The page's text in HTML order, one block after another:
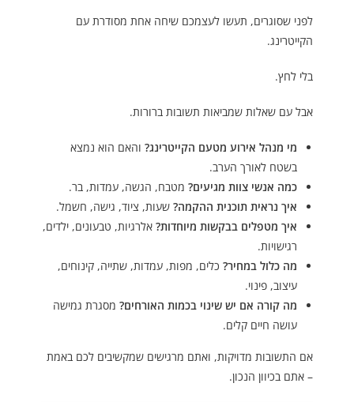
לפני שסוגרים, תעשו לעצמכם שיחה אחת מסודרת עם
הקייטרינג.
בלי לחץ.
אבל עם שאלות שמביאות תשובות ברורות.
מי מנהל אירוע מטעם הקייטרינג? והאם הוא נמצא
בשטח לאורך הערב.
כמה אנשי צוות מגיעים? מטבח, הגשה, עמדות, בר.
איך נראית תוכנית ההקמה? שעות, ציוד, גישה, חשמל.
איך מטפלים בבקשות מיוחדות? אלרגיות, טבעונים, ילדים,
רגישויות.
מה כלול במחיר? כלים, מפות, עמדות, שתייה, קינוחים,
עיצוב, פינוי.
מה קורה אם יש שינוי בכמות האורחים? מסגרת גמישה
עושה חיים קלים.
אם התשובות מדויקות, ואתם מרגישים שמקשיבים לכם באמת
– אתם בכיוון הנכון.